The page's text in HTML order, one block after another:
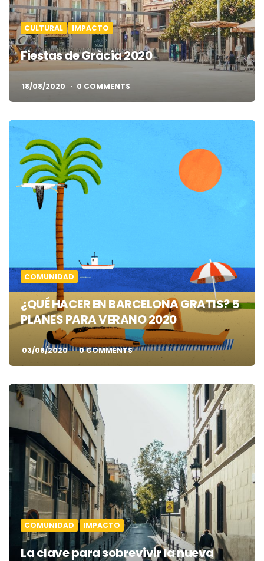
CULTURAL IMPACTO
Fiestas de Gràcia 2020
18/08/2020 0 COMMENTS
COMUNIDAD
¿QUÉ HACER EN BARCELONA GRATIS? 5
PLANES PARA VERANO 2020
03/08/2020 0 COMMENTS
COMUNIDAD IMPACTO
La clave para sobrevivir la nueva